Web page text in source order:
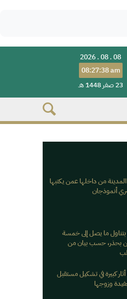
2026 . 08 . 08
08:27:38 am
23 صفر 1448 هـ
من داخلها عمن يكتبها
أنموذجان
ما يصل إلى خمسة
بحذر، حسب بيان من
كبيرة في تشكيل مستقبل
وزوجها